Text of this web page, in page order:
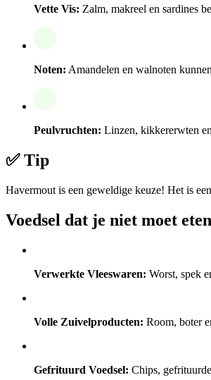
Vette Vis: Zalm, makreel en sardines
Noten: Amandelen en walnoten
Peulvruchten: Linzen, kikkererwten
✅ Tip
Havermout is een geweldige keuze! Het is
Voedsel dat je niet moet eten
Verwerkte Vleeswaren: Worst, spek
Volle Zuivelproducten: Room, boter
Gefrituurd Voedsel: Chips,